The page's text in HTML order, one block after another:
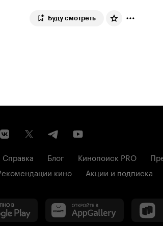
Буду смотреть
Справка Блог Кинопоиск PRO
кино Акции и подписка